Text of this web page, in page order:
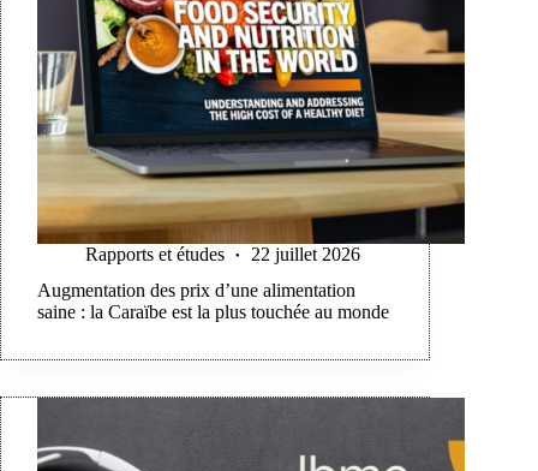
Rapports et études
22 juillet 2026
Augmentation des prix d’une alimentation
saine : la Caraïbe est la plus touchée au monde